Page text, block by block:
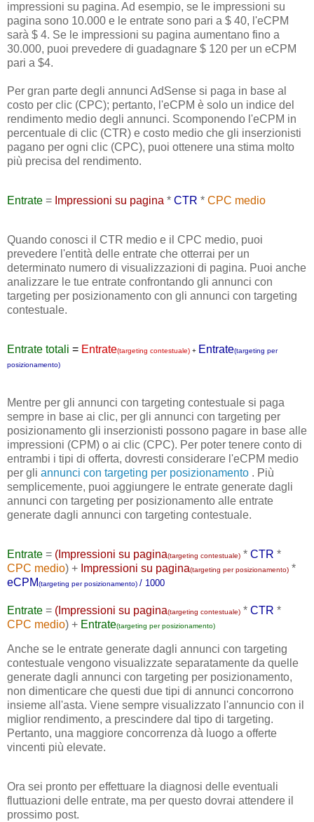
impressioni su pagina. Ad esempio, se le impressioni su
pagina sono 10.000 e le entrate sono pari a $ 40, l'eCPM
sarà $ 4. Se le impressioni su pagina aumentano fino a
30.000, puoi prevedere di guadagnare $ 120 per un eCPM
pari a $4.
Per gran parte degli annunci AdSense si paga in base al
costo per clic (CPC); pertanto, l'eCPM è solo un indice del
rendimento medio degli annunci. Scomponendo l'eCPM in
percentuale di clic (CTR) e costo medio che gli inserzionisti
pagano per ogni clic (CPC), puoi ottenere una stima molto
più precisa del rendimento.
Entrate = Impressioni su pagina * CTR * CPC medio
Quando conosci il CTR medio e il CPC medio, puoi
prevedere l'entità delle entrate che otterrai per un
determinato numero di visualizzazioni di pagina. Puoi anche
analizzare le tue entrate confrontando gli annunci con
targeting per posizionamento con gli annunci con targeting
contestuale.
Entrate totali = Entrate(targeting contestuale) + Entrate(targeting per
posizionamento)
Mentre per gli annunci con targeting contestuale si paga
sempre in base ai clic, per gli annunci con targeting per
posizionamento gli inserzionisti possono pagare in base alle
impressioni (CPM) o ai clic (CPC). Per poter tenere conto di
entrambi i tipi di offerta, dovresti considerare l'eCPM medio
per gli annunci con targeting per posizionamento . Più
semplicemente, puoi aggiungere le entrate generate dagli
annunci con targeting per posizionamento alle entrate
generate dagli annunci con targeting contestuale.
Entrate = (Impressioni su pagina(targeting contestuale) * CTR *
CPC medio) + Impressioni su pagina(targeting per posizionamento) *
eCPM(targeting per posizionamento) / 1000
Entrate = (Impressioni su pagina(targeting contestuale) * CTR *
CPC medio) + Entrate(targeting per posizionamento)
Anche se le entrate generate dagli annunci con targeting
contestuale vengono visualizzate separatamente da quelle
generate dagli annunci con targeting per posizionamento,
non dimenticare che questi due tipi di annunci concorrono
insieme all'asta. Viene sempre visualizzato l'annuncio con il
miglior rendimento, a prescindere dal tipo di targeting.
Pertanto, una maggiore concorrenza dà luogo a offerte
vincenti più elevate.
Ora sei pronto per effettuare la diagnosi delle eventuali
fluttuazioni delle entrate, ma per questo dovrai attendere il
prossimo post.